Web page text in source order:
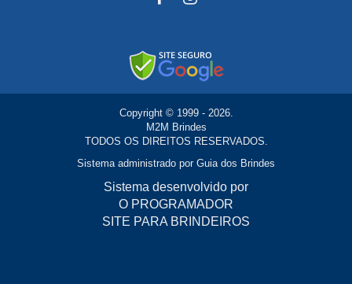
Copyright © 1999 - 2026.
M2M Brindes
TODOS OS DIREITOS RESERVADOS.
Sistema administrado por Guia dos Brindes
Sistema desenvolvido por
O PROGRAMADOR
SITE PARA BRINDEIROS